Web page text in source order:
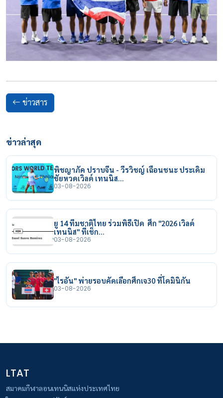
ข่าวสาร
ข่าวล่าสุด
พิชญาภัค ปราบจีน - วีรวิชญ์ เฉือนชนะ ประเดิม
ชัยหวดเวิลด์ เทนนิส…
03-08-2026
ยู 14 ทีมชาติไทย ร่วมพิธีเปิด ศึก "2026 เวิลด์
เทนนิส" ที่เช็ก…
03-08-2026
"ไรอัน" พ่ายรอบคัดเลือกศึกเจ30 ที่โดมินิกัน
03-08-2026
LTAT
สมาคมกีฬาลอนเทนนิสแห่งประเทศไทย